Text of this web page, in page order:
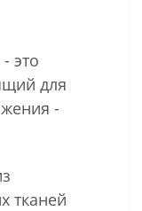
это
для
-
тканей